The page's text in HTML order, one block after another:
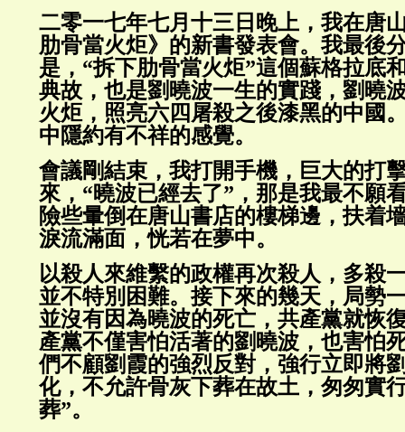
二零一七年七月十三日晚上，我在唐
肋骨當火炬》的新書發表會。我最後
是，“拆下肋骨當火炬”這個蘇格拉底
典故，也是劉曉波一生的實踐，劉曉
火炬，照亮六四屠殺之後漆黑的中國
中隱約有不祥的感覺。
會議剛結束，我打開手機，巨大的打
來，“曉波已經去了”，那是我最不願
險些暈倒在唐山書店的樓梯邊，扶着
淚流滿面，恍若在夢中。
以殺人來維繫的政權再次殺人，多殺
並不特別困難。接下來的幾天，局勢
並沒有因為曉波的死亡，共產黨就恢
產黨不僅害怕活著的劉曉波，也害怕
們不顧劉霞的強烈反對，強行立即將
化，不允許骨灰下葬在故土，匆匆實
葬”。